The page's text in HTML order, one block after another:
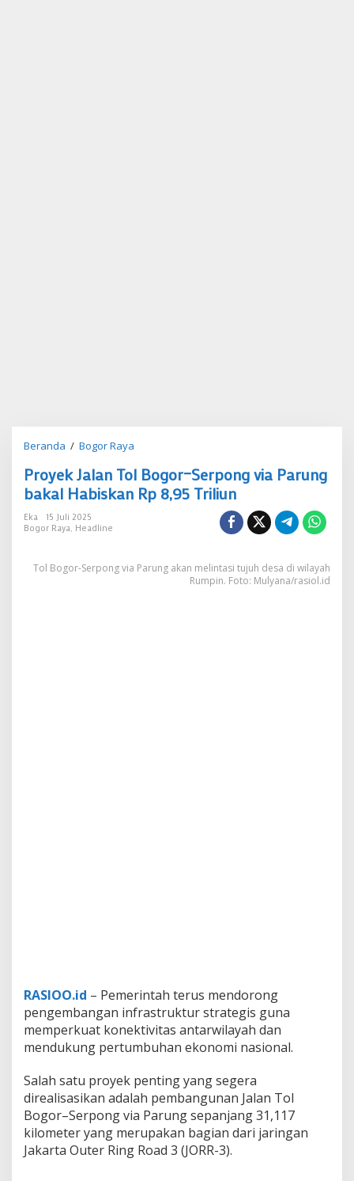
Beranda / Bogor Raya
Tol
Bogor–
Serpong
Rp
Proyek Jalan Tol Bogor–Serpong via Parung
bakal Habiskan Rp 8,95 Triliun
Eka
15 Juli 2025
Bogor Raya, Headline
Tol Bogor-Serpong via Parung akan melintasi tujuh desa di wilayah
Rumpin. Foto: Mulyana/rasiol.id
RASIOO.id – Pemerintah terus mendorong
pengembangan infrastruktur strategis guna
memperkuat konektivitas antarwilayah dan
mendukung pertumbuhan ekonomi nasional.
Salah satu proyek penting yang segera
direalisasikan adalah pembangunan Jalan Tol
Bogor–Serpong via Parung sepanjang 31,117
kilometer yang merupakan bagian dari jaringan
Jakarta Outer Ring Road 3 (JORR-3).